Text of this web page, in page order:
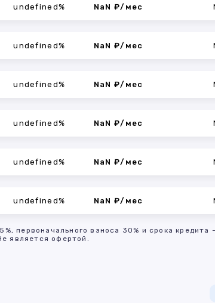
undefined% NaN ₽/мес
undefined% NaN ₽/мес
undefined% NaN ₽/мес
undefined% NaN ₽/мес
undefined% NaN ₽/мес
undefined% NaN ₽/мес
первоначального взноса 30% и срока кредита
является офертой.